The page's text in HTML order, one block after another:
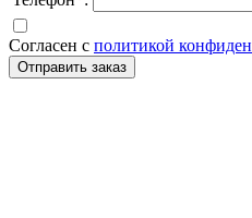
Согласен с политикой
Отправить заказ